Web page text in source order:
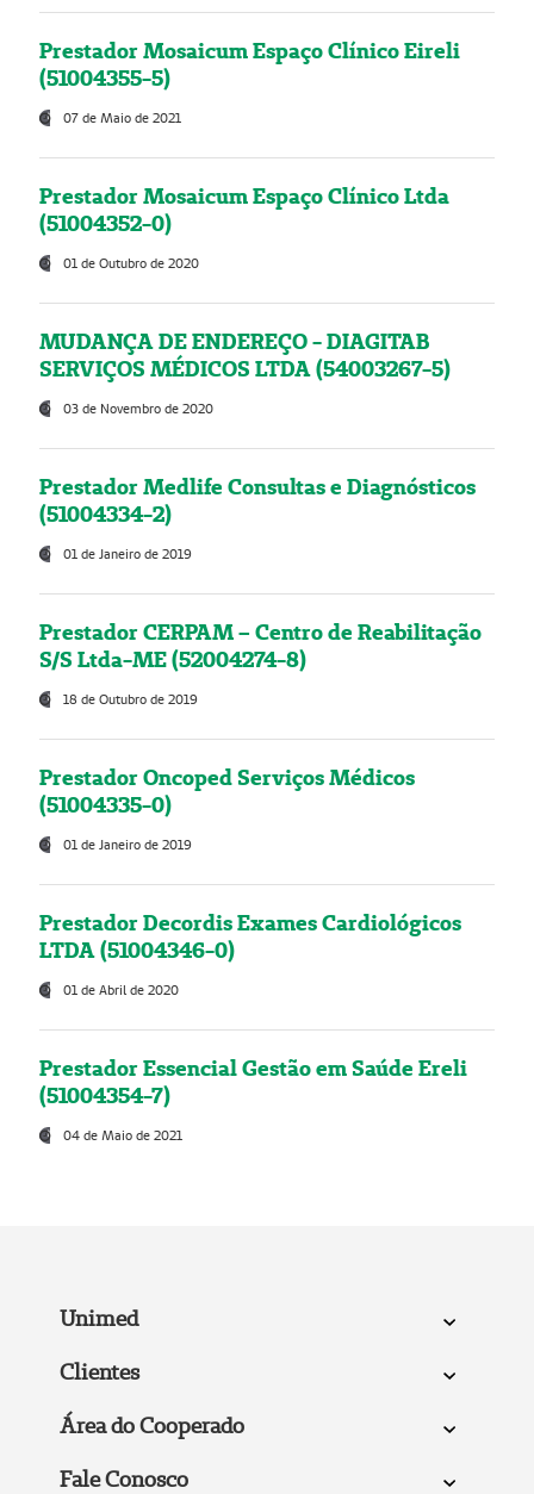
Prestador Mosaicum Espaço Clínico Eireli
(51004355-5)
07 de Maio de 2021
Prestador Mosaicum Espaço Clínico Ltda
(51004352-0)
01 de Outubro de 2020
MUDANÇA DE ENDEREÇO - DIAGITAB
SERVIÇOS MÉDICOS LTDA (54003267-5)
03 de Novembro de 2020
Prestador Medlife Consultas e Diagnósticos
(51004334-2)
01 de Janeiro de 2019
Prestador CERPAM – Centro de Reabilitação
S/S Ltda-ME (52004274-8)
18 de Outubro de 2019
Prestador Oncoped Serviços Médicos
(51004335-0)
01 de Janeiro de 2019
Prestador Decordis Exames Cardiológicos
LTDA (51004346-0)
01 de Abril de 2020
Prestador Essencial Gestão em Saúde Ereli
(51004354-7)
04 de Maio de 2021
Unimed
Clientes
Área do Cooperado
Fale Conosco